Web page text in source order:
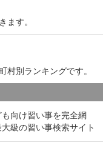
ます。
村別ランキングです。
向け習い事を完全網
級の習い事検索サイト